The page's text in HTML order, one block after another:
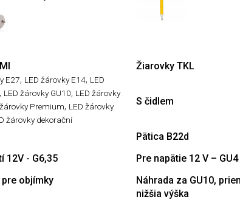
E27, LED žárovky E14, LED
LED žárovky GU10, LED žárovky
Premium, LED žárovky
žárovky dekorační
Žiarovky TKL
S čidlem
Pätica B22d
12V - G6,35
Pre napätie 12 V – GU4
objímky
Náhrada za GU10,
nižšia výška